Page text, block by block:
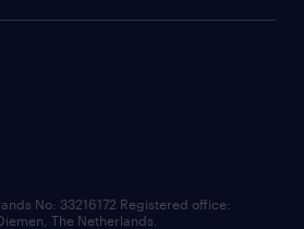
fund
No: 33216172 Registered office:
The Netherlands.